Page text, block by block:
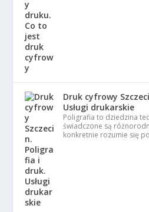
Druk cyfrowy
Usługi drukarskie
Poligrafia to dziedzina
świadczone są
konkretnie rozumie się